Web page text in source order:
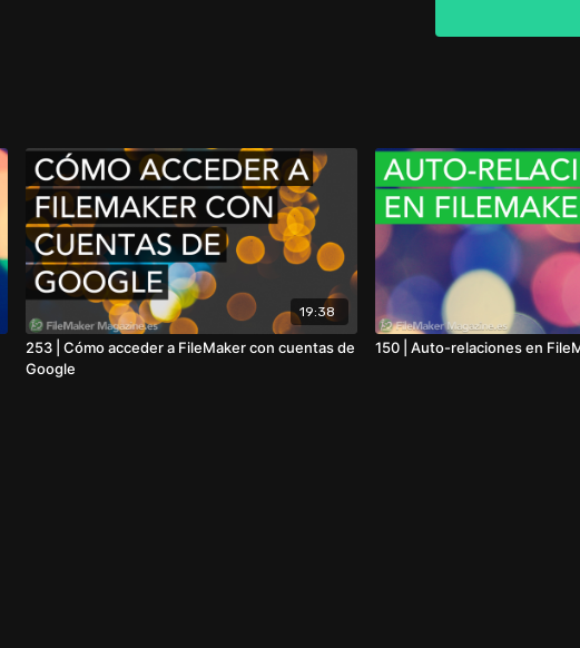
19:38
253 | Cómo acceder a FileMaker con cuentas de
Google
150 | Auto-relaciones en